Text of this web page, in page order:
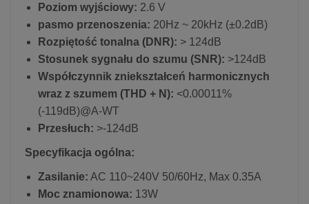
Poziom wyjściowy: 2.6 V
pasmo przenoszenia: 20Hz ~ 20kHz (±0.2dB)
Rozpiętość tonalna (DNR): > 124dB
Stosunek sygnału do szumu (SNR): >124dB
Współczynnik zniekształceń harmonicznych
wraz z szumem (THD + N): <0.00011%
(-119dB)@A-WT
Przesłuch: >-124dB
Specyfikacja ogólna:
Zasilanie: AC 110~240V 50/60Hz, Max 0.35A
Moc znamionowa: 13W